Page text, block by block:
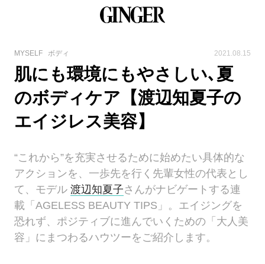
MYSELF ボディ 2021.08.15
肌にも環境にもやさしい､夏
のボディケア【渡辺知夏子の
エイジレス美容】
“これから”を充実させるために始めたい具体的な
アクションを、一歩先を行く先輩女性の代表とし
て、モデル渡辺知夏子さんがナビゲートする連
載「AGELESS BEAUTY TIPS」。エイジングを
恐れず、ポジティブに進んでいくための「大人美
容」にまつわるハウツーをご紹介します。